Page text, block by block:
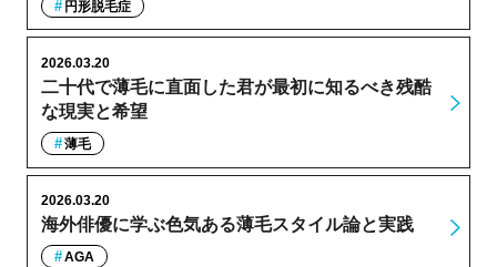
円形脱毛症
二十代で薄毛に直面した君が最初に知るべき残酷
な現実と希望
2026.03.20
薄毛
海外俳優に学ぶ色気ある薄毛スタイル論と実践
2026.03.20
AGA